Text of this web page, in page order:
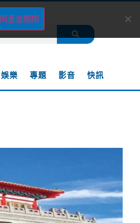
娛樂 專題 影音 快訊
同意並關閉